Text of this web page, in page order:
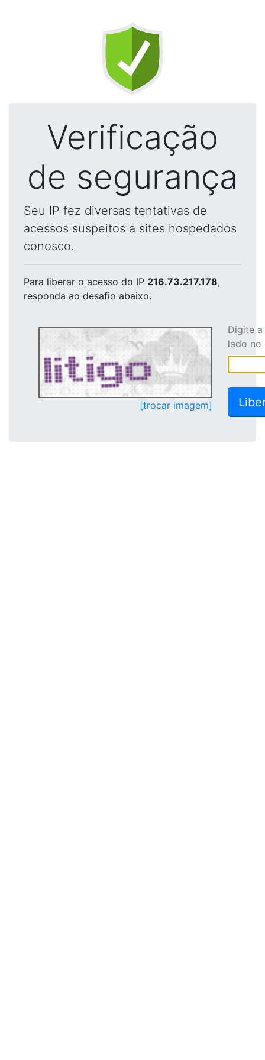
Verificação
de segurança
Seu IP fez diversas tentativas de
acessos suspeitos a sites hospedados
conosco.
Para liberar o acesso do IP 216.73.217.178,
responda ao desafio abaixo.
[trocar imagem]
Digite
lado no